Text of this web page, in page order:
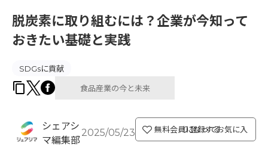
脱炭素に取り組むには？企業が今知って
おきたい基礎と実践
SDGsに貢献
食品産業の今と未来
シェアシ
マ編集部
2025/05/23 無料会員になってお気に入り登録する